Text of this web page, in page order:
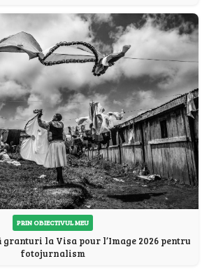
PRIN OBIECTIVUL MEU
granturi la Visa pour l’Image 2026 pentru
fotojurnalism